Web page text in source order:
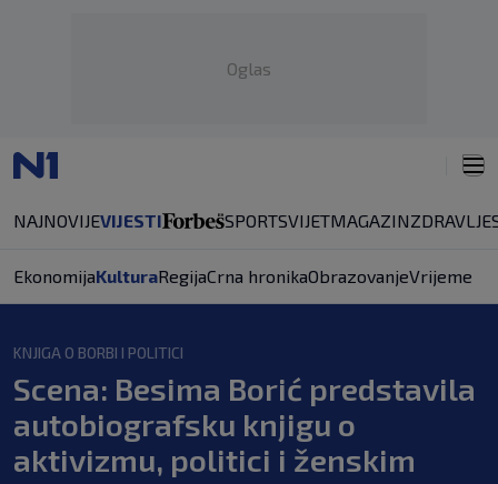
Oglas
NAJNOVIJEVIJESTI SPORTSVIJETMAGAZINZDRAVLJE
EkonomijaKulturaRegijaCrna hronikaObrazovanjeVrijeme
KNJIGA O BORBI I POLITICI
Scena: Besima Borić predstavila
autobiografsku knjigu o
aktivizmu, politici i ženskim